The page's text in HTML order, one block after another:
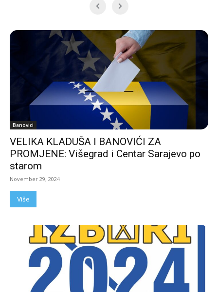
Banovici
VELIKA KLADUŠA I BANOVIĆI ZA
PROMJENE: Višegrad i Centar Sarajevo po
starom
November 29, 2024
Više